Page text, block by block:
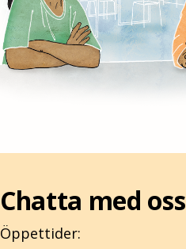
Chatta med oss
Öppettider: